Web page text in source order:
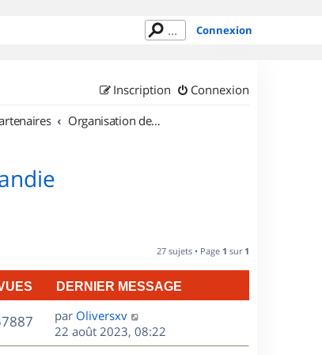
Connexion
Connexion
Inscription
Organisation de sorties en région Basse Normandie
27 sujets • Page 1 sur 1
DERNIER MESSAGE
V
u
D
e
r
par Oliversxv
22 août 2023, 08:22